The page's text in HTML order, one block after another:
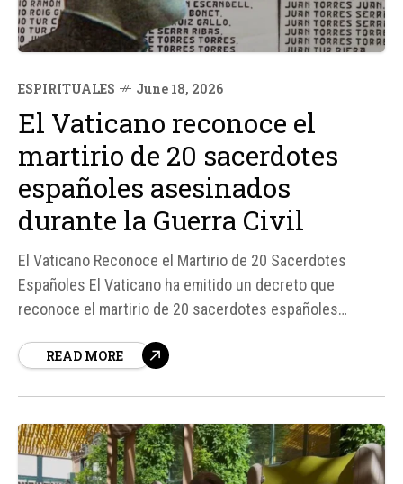
ESPIRITUALES June 18, 2026
El Vaticano reconoce el
martirio de 20 sacerdotes
españoles asesinados
durante la Guerra Civil
El Vaticano Reconoce el Martirio de 20 Sacerdotes
Españoles El Vaticano ha emitido un decreto que
reconoce el martirio de 20 sacerdotes españoles
Según fuentes, el Dicasterio para las Causas de los
READ MORE